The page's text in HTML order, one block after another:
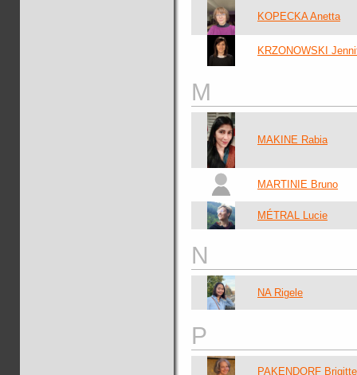
KOPECKA Anetta
KRZONOWSKI
M
MAKINE Rabia
MARTINIE Bruno
MÉTRAL Lucie
N
NA Rigele
P
PAKENDORF Brigitte